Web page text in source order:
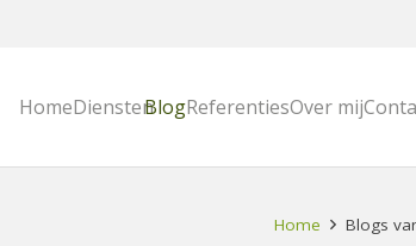
HomeDienstenBlogReferentiesOver mij
Home Blogs